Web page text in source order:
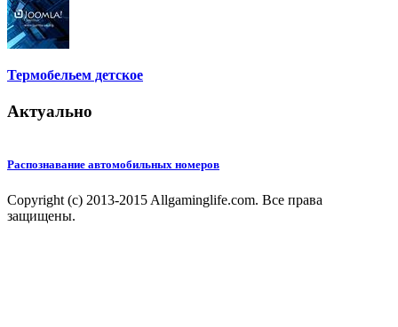
Термобельем детское
Актуально
Распознавание автомобильных номеров
Copyright (c) 2013-2015 Allgaminglife.com. Все права
защищены.